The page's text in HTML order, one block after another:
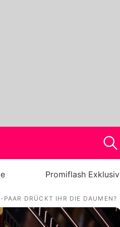
Promiflash Exklusiv
DRÜCKT IHR DIE DAUMEN?